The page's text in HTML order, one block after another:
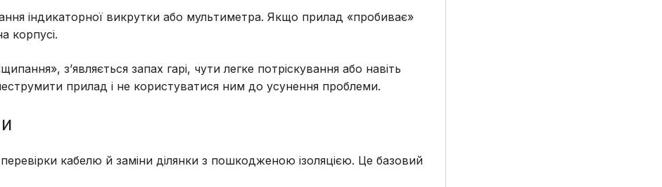
індикаторної викрутки або мультиметра. Якщо прилад «пробиває»
корпусі.
з’являється запах гарі, чути легке потріскування або навіть
прилад і не користуватися ним до усунення проблеми.
кабелю й заміни ділянки з пошкодженою ізоляцією. Це базовий